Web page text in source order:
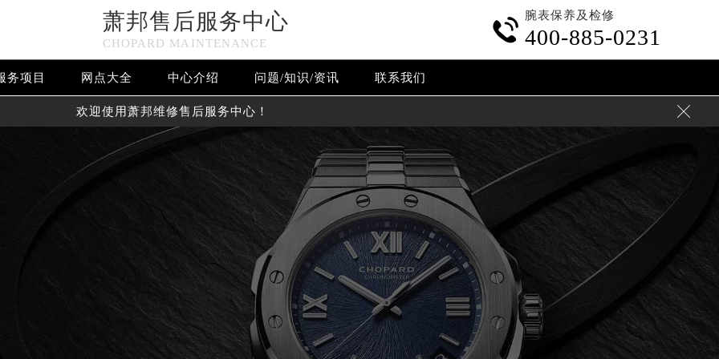
萧邦售后服务中心
CHOPARD MAINTENANCE

腕表保养及检修
400-885-0231
务项目 网点大全 中心介绍 问题/知识/资讯 联系我们
欢迎使用萧邦维修售后服务中心！ 